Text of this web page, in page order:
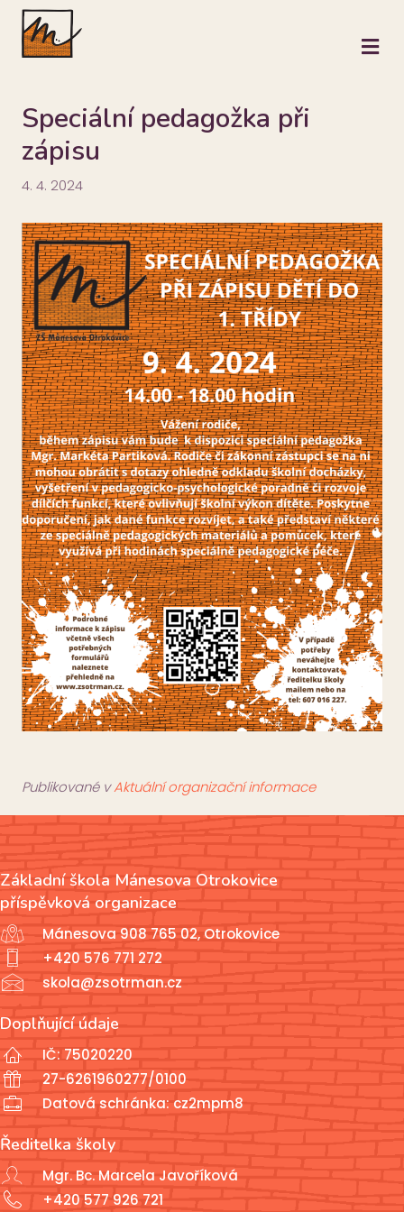
Speciální pedagožka při
zápisu
4. 4. 2024
Publikované vAktuální organizační informace
Základní škola Mánesova Otrokovice
příspěvková organizace
Mánesova 908 765 02, Otrokovice
+420 576 771 272
skola@zsotrman.cz
Doplňující údaje
IČ: 75020220
27-6261960277/0100
Datová schránka: cz2mpm8
Ředitelka školy
Mgr. Bc. Marcela Javoříková
+420 577 926 721